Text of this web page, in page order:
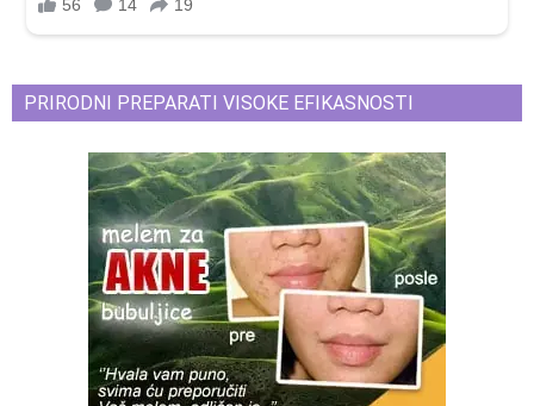
PRIRODNI PREPARATI VISOKE EFIKASNOSTI